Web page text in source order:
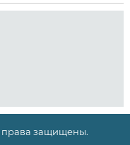
права защищены.